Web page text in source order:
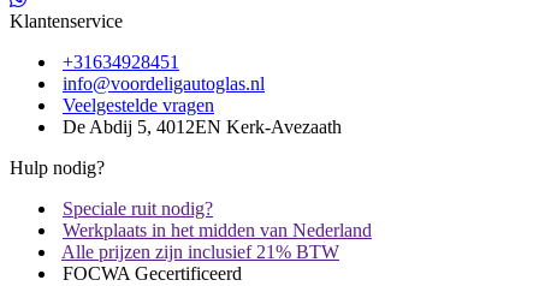
Klantenservice
+31634928451
info@voordeligautoglas.nl
Veelgestelde vragen
De Abdij 5, 4012EN Kerk-Avezaath
Hulp nodig?
Speciale ruit nodig?
Werkplaats in het midden van Nederland
Alle prijzen zijn inclusief 21% BTW
FOCWA Gecertificeerd